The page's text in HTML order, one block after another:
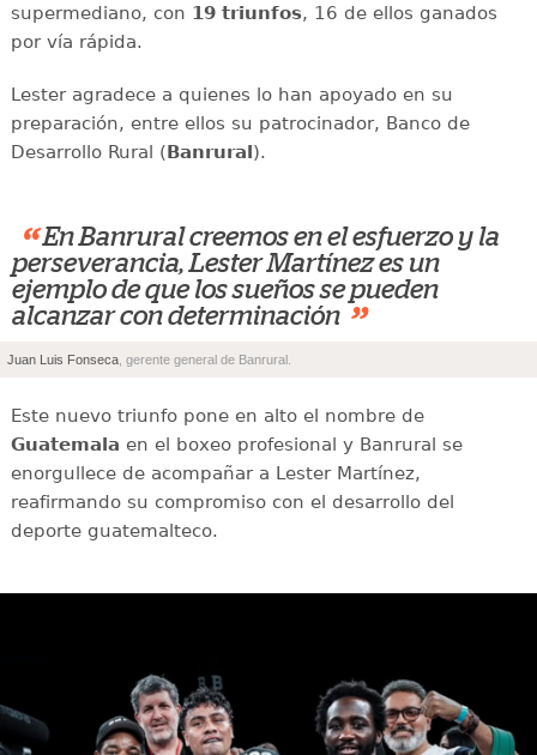
supermediano, con 19 triunfos, 16 de ellos ganados
por vía rápida.
Lester agradece a quienes lo han apoyado en su
preparación, entre ellos su patrocinador, Banco de
Desarrollo Rural (Banrural).
“ En Banrural creemos en el esfuerzo y la
perseverancia, Lester Martínez es un
ejemplo de que los sueños se pueden
alcanzar con determinación ”
Juan Luis Fonseca , gerente general de Banrural.
Este nuevo triunfo pone en alto el nombre de
Guatemala en el boxeo profesional y Banrural se
enorgullece de acompañar a Lester Martínez,
reafirmando su compromiso con el desarrollo del
deporte guatemalteco.